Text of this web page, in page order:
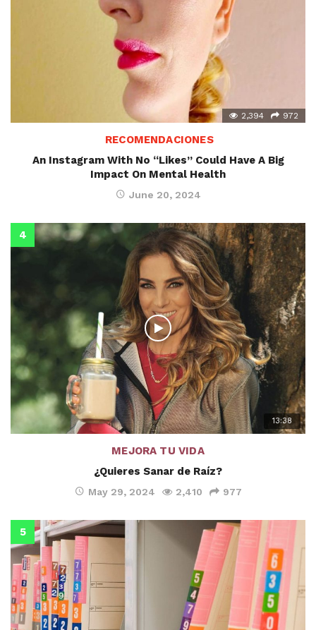
2,394 972
RECOMENDACIONES
An Instagram With No “Likes” Could Have A Big
Impact On Mental Health
June 20, 2024
13:38
MEJORA TU VIDA
¿Quieres Sanar de Raíz?
May 29, 2024 2,410 977